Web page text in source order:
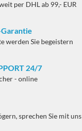
per DHL ab 99,- EUR
werden Sie begeistern
24/7
- online
sprechen Sie mit uns